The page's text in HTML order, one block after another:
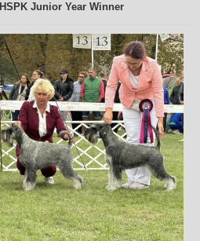
HSPK Junior Year Winner